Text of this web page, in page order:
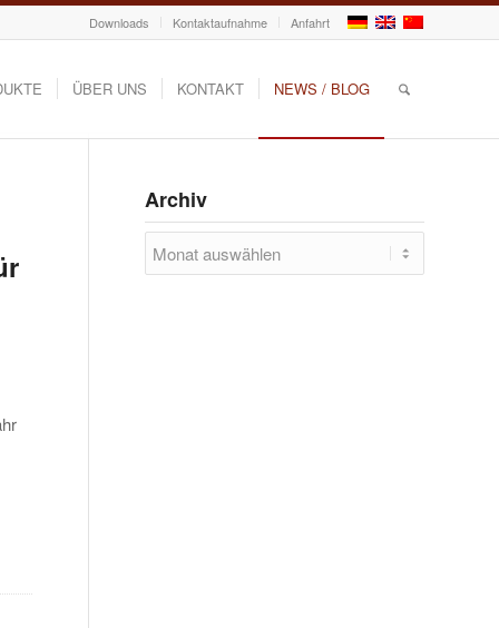
Downloads Kontaktaufnahme Anfahrt
ÜBER UNS KONTAKT NEWS / BLOG
Archiv